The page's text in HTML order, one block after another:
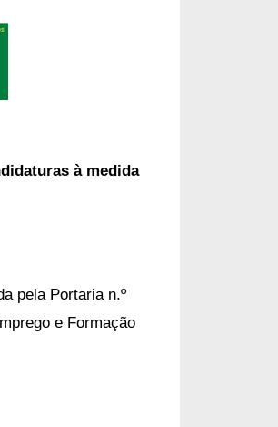
à medida
pela Portaria n.º
e Formação